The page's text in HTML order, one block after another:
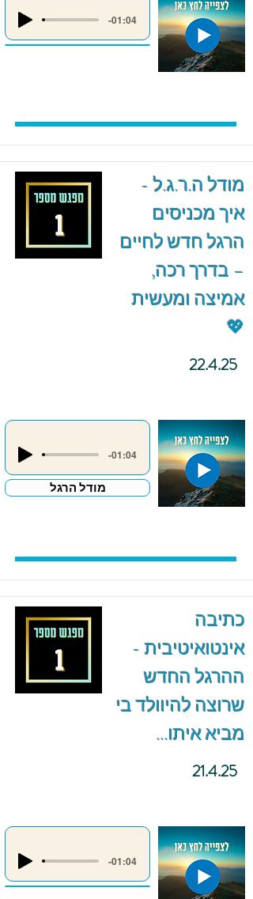
-01:04
מודל ה.ר.ג.ל -
איך מכניסים
הרגל חדש לחיים
– בדרך רכה,
אמיצה ומעשית
💖
22.4.25
-01:04
מודל הרגל
כתיבה
אינטואיטיבית -
ההרגל החדש
שרוצה להיוולד בי
מביא איתו...
21.4.25
-01:04